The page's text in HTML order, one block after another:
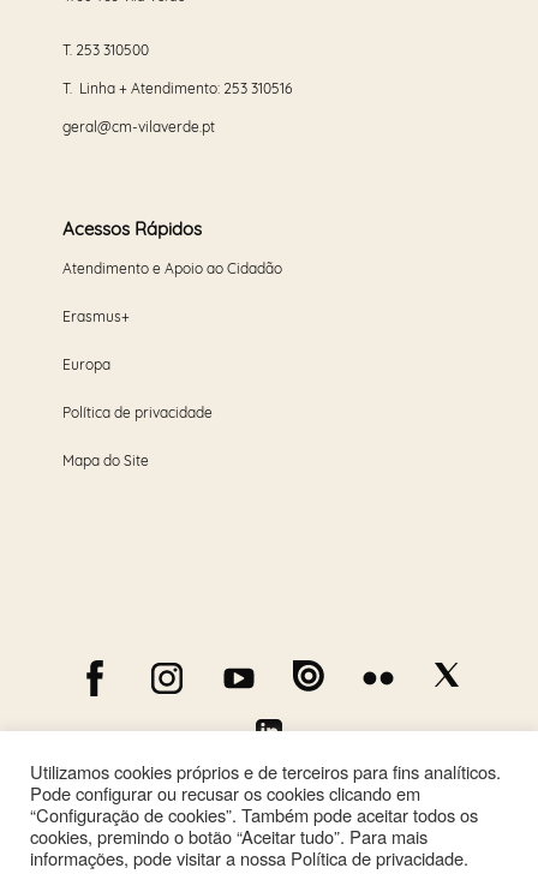
T. 253 310500
T. Linha + Atendimento: 253 310516
geral@cm-vilaverde.pt
Acessos Rápidos
Atendimento e Apoio ao Cidadão
Erasmus+
Europa
Política de privacidade
Mapa do Site
Utilizamos cookies próprios e de terceiros para fins analíticos.
Pode configurar ou recusar os cookies clicando em
“Configuração de cookies”. Também pode aceitar todos os
cookies, premindo o botão “Aceitar tudo”. Para mais
informações, pode visitar a nossa Política de privacidade.